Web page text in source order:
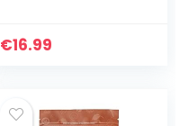
cacaoboterchips
pellets
€16.99